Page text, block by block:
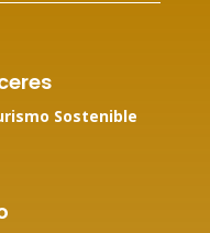
Sostenible